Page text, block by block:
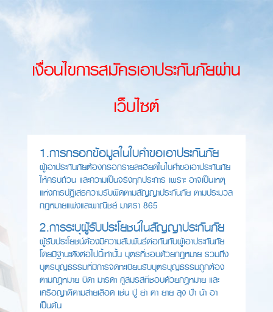
เงื่อนไขการสมัครเอาประกันภัยผ่าน
เว็บไซต์
1.การกรอกข้อมูลในใบคำขอเอาประกันภัย
ผู้เอาประกันภัยต้องกรอกรายละเอียดในใบคำขอเอาประกันภัย
ให้ครบถ้วน และความเป็นจริงทุกประการ เพราะ อาจเป็นเหตุ
แห่งการปฏิเสธความรับผิดตามสัญญาประกันภัย ตามประมวล
กฎหมายแพ่งและพาณิชย์ มาตรา 865
2.การระบุผู้รับประโยชน์ในสัญญาประกันภัย
ผู้รับประโยชน์ต้องมีความสัมพันธ์ต่อกันกับผู้เอาประกันภัย
โดยมีฐานะดังต่อไปนี้เท่านั้น บุตรที่ชอบด้วยกฎหมาย รวมถึง
บุตรบุญธรรมที่มีการจดทะเบียนรับบุตรบุญธรรมถูกต้อง
ตามกฎหมาย บิดา มารดา คู่สมรสที่ชอบด้วยกฎหมาย และ
เครือญาติตามสายเลือด เช่น ปู่ ย่า ตา ยาย ลุง ป้า น้า อา
เป็นต้น